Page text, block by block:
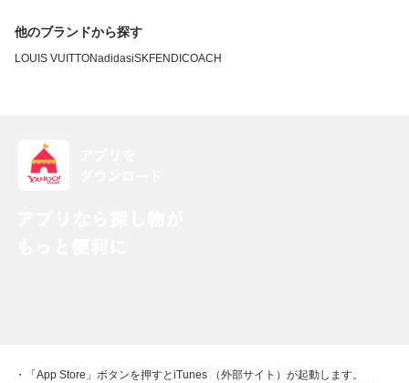
他のブランドから探す
LOUIS VUITTONadidasiSKFENDI COACH
・「App Store」ボタンを押すとiTunes （外部サイト）が起動します。